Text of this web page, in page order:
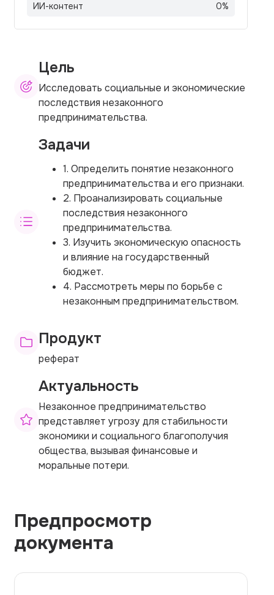
ИИ-контент
0%
Цель
Исследовать социальные и экономические
последствия незаконного
предпринимательства.
Задачи
1. Определить понятие незаконного
предпринимательства и его признаки.
2. Проанализировать социальные
последствия незаконного
предпринимательства.
3. Изучить экономическую опасность
и влияние на государственный
бюджет.
4. Рассмотреть меры по борьбе с
незаконным предпринимательством.
Продукт
реферат
Актуальность
Незаконное предпринимательство
представляет угрозу для стабильности
экономики и социального благополучия
общества, вызывая финансовые и
моральные потери.
Предпросмотр
документа